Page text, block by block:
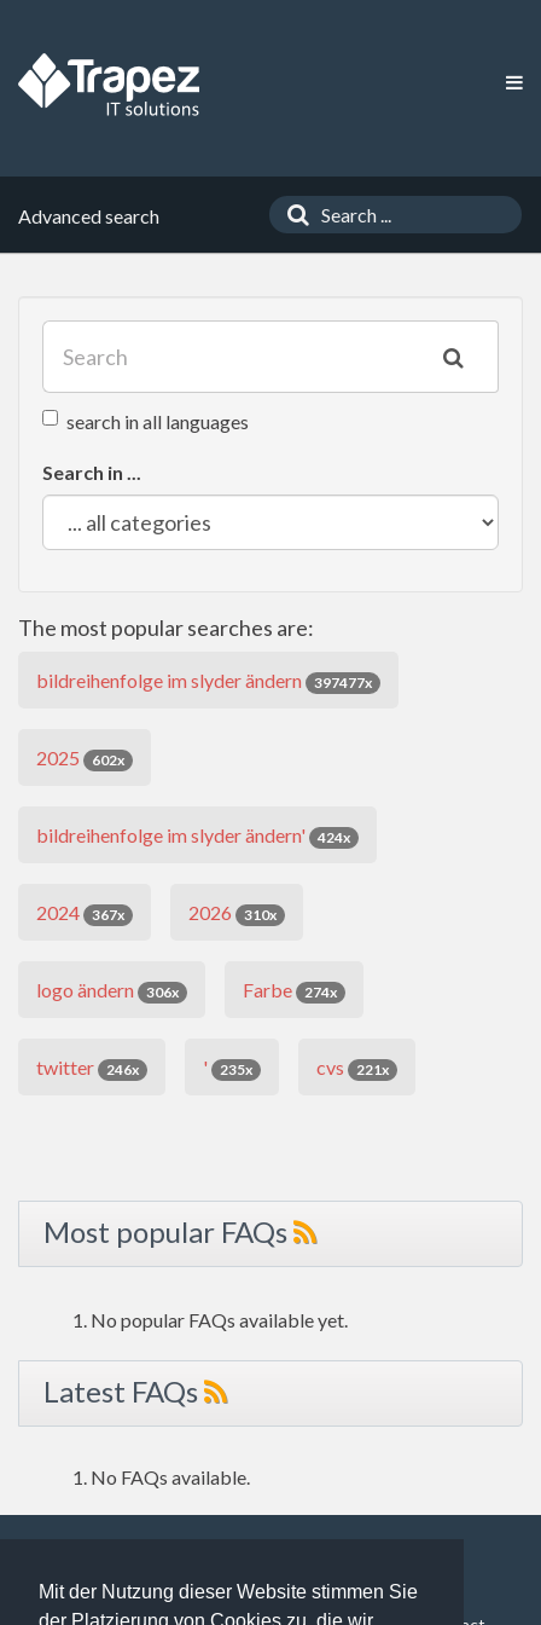
Mit der Nutzung dieser Website stimmen Sie
Advanced search
search in all languages
Search in ...
The most popular searches are:
bildreihenfolge im slyder ändern 397477x
2025 602x
bildreihenfolge im slyder ändern' 424x
2024 367x 2026 310x
logo ändern 306x Farbe 274x
twitter 246x ' 235x cvs 221x
Most popular FAQs
No popular FAQs available yet.
Latest FAQs
No FAQs available.
95 users online | 95 Guests and 0 Registered